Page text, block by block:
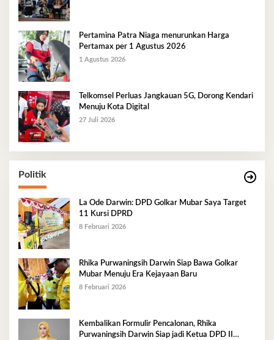
Pertamina Patra Niaga menurunkan Harga
Pertamax per 1 Agustus 2026
1 Agustus 2026
Telkomsel Perluas Jangkauan 5G, Dorong Kendari
Menuju Kota Digital
27 Juli 2026
Politik
La Ode Darwin: DPD Golkar Mubar Saya Target
11 Kursi DPRD
8 Februari 2026
Rhika Purwaningsih Darwin Siap Bawa Golkar
Mubar Menuju Era Kejayaan Baru
8 Februari 2026
Kembalikan Formulir Pencalonan, Rhika
Purwaningsih Darwin Siap jadi Ketua DPD II